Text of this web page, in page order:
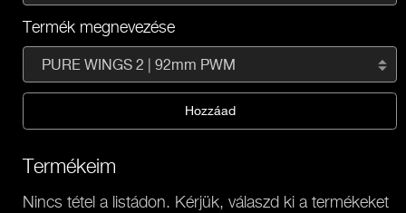
Termék megnevezése
PURE WINGS 2 | 92mm PWM
Hozzáad
Termékeim
Nincs tétel a listádon. Kérjük, válaszd ki a termékeket